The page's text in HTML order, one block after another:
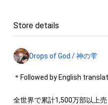
ロゴ等を含みますがこれらに
産権(それらの権利を取得し、
出願する権利を含みます。)を
作権を有する方、著作隣接権
を保有していたとしても、本
Store details
Drops of God / 神の雫
＊Followed by English
全世界で累計1,500万部以上